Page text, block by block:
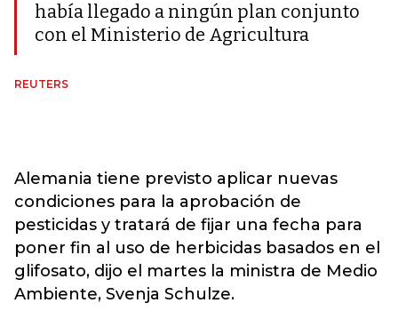
había llegado a ningún plan conjunto
con el Ministerio de Agricultura
REUTERS
Alemania tiene previsto aplicar nuevas
condiciones para la aprobación de
pesticidas y tratará de fijar una fecha para
poner fin al uso de herbicidas basados ​​en el
glifosato, dijo el martes la ministra de Medio
Ambiente, Svenja Schulze.